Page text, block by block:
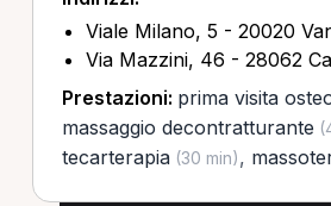
Viale Milano, 5 - 20020
Via Mazzini, 46 - 28062
Prestazioni: prima visita
massaggio decontratturante
tecarterapia(30 min),